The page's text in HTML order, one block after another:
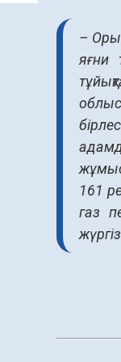
–
яғни
161
газ